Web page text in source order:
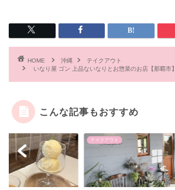
HOME 沖縄
テイクアウト
いなり屋 ゴン 上品ないなりとお惣菜のお店【那覇市】
こんな記事もおすすめ
テイクアウト